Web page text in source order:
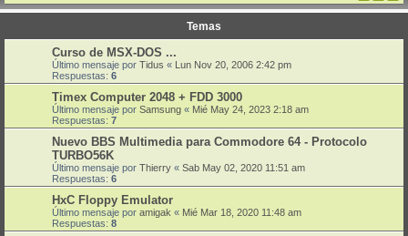
Temas
Curso de MSX-DOS ...
Último mensaje por Tidus « Lun Nov 20, 2006 2:42 pm
Respuestas: 6
Timex Computer 2048 + FDD 3000
Último mensaje por Samsung « Mié May 24, 2023 2:18 am
Respuestas: 7
Nuevo BBS Multimedia para Commodore 64 - Protocolo
TURBO56K
Último mensaje por Thierry « Sab May 02, 2020 11:51 am
Respuestas: 6
HxC Floppy Emulator
Último mensaje por amigak « Mié Mar 18, 2020 11:48 am
Respuestas: 8